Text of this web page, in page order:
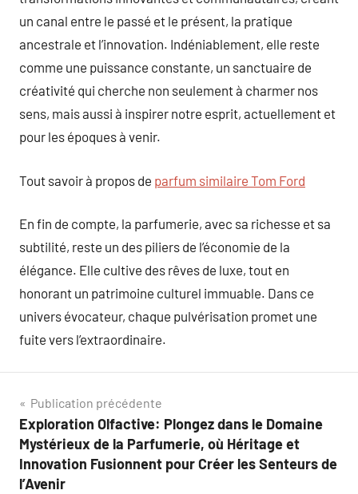
un canal entre le passé et le présent, la pratique
ancestrale et l’innovation. Indéniablement, elle reste
comme une puissance constante, un sanctuaire de
créativité qui cherche non seulement à charmer nos
sens, mais aussi à inspirer notre esprit, actuellement et
pour les époques à venir.
Tout savoir à propos de parfum similaire Tom Ford
En fin de compte, la parfumerie, avec sa richesse et sa
subtilité, reste un des piliers de l’économie de la
élégance. Elle cultive des rêves de luxe, tout en
honorant un patrimoine culturel immuable. Dans ce
univers évocateur, chaque pulvérisation promet une
fuite vers l’extraordinaire.
Navigation
de
l’article
Publication précédente
Exploration Olfactive: Plongez dans le Domaine
Mystérieux de la Parfumerie, où Héritage et
Innovation Fusionnent pour Créer les Senteurs de
l’Avenir